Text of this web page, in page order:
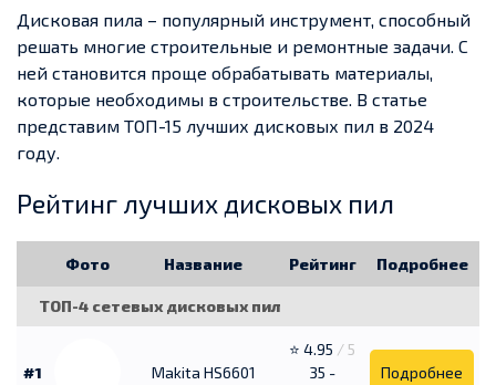
Дисковая пила – популярный инструмент, способный
решать многие строительные и ремонтные задачи. С
ней становится проще обрабатывать материалы,
которые необходимы в строительстве. В статье
представим ТОП-15 лучших дисковых пил в 2024
году.
Рейтинг лучших дисковых пил
Фото Название Рейтинг Подробнее
ТОП-4 сетевых дисковых пил
#1 Makita HS6601
⭐ 4.95 / 5
35 -
Подробнее